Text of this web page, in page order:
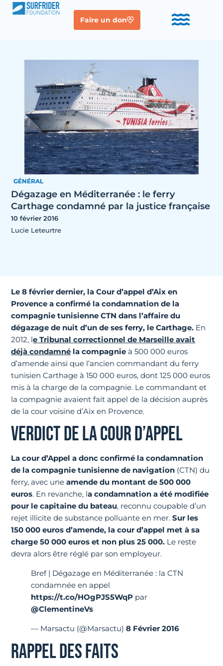
Faire un don
GÉNÉRAL
Dégazage en Méditerranée : le ferry
Carthage condamné par la justice française
10 février 2016
Lucie Leteurtre
Le 8 février dernier, la Cour d’appel d’Aix en
Provence a confirmé la condamnation de la
compagnie tunisienne CTN dans l’affaire du
dégazage de nuit d’un de ses ferry, le Carthage. En
2012, le Tribunal correctionnel de Marseille avait
déjà condamné la compagnieà 500 000 euros
d’amende ainsi que l’ancien commandant du ferry
tunisien Carthage à 150 000 euros, dont 125 000 euros
mis à la charge de la compagnie. Le commandant et
la compagnie avaient fait appel de la décision auprès
de la cour voisine d’Aix en Provence.
VERDICT DE LA COUR D’APPEL
La cour d’Appel a donc confirmé la condamnation
de la compagnie tunisienne de navigation (CTN) du
ferry, avec uneamende du montant de 500 000
euros. En revanche, la condamnation a été modifiée
pour le capitaine du bateau, reconnu coupable d’un
rejet illicite de substance polluante en mer.Sur les
150 000 euros d’amende, la cour d’appel met à sa
charge 50 000 euros et non plus 25 000. Le reste
devra alors être réglé par son employeur.
Bref | Dégazage en Méditerranée : la CTN
condamnée en appel
https://t.co/HOgPJS5WqP par
@ClementineVs
— Marsactu (@Marsactu)8 Février 2016
RAPPEL DES FAITS